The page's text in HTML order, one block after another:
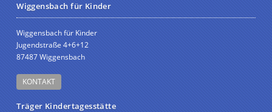
Wiggensbach für Kinder
Wiggensbach für Kinder
Jugendstraße 4+6+12
87487 Wiggensbach
KONTAKT
Träger Kindertagesstätte